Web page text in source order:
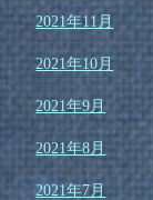
2021年11月
2021年10月
2021年9月
2021年8月
2021年7月